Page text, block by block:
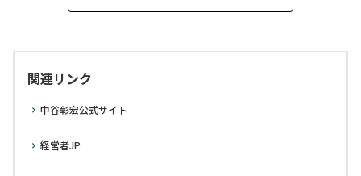
関連リンク
中谷彰宏公式サイト
経営者JP